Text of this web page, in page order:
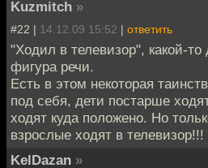
Kuzmitch »
#22 | 14.12.09 15:52 | ответить
"Ходил в телевизор", какой-
фигура речи.
Есть в этом некоторая
под себя, дети постарше
ходят куда положено. Но
взрослые ходят в телевизор!!!
KelDazan »